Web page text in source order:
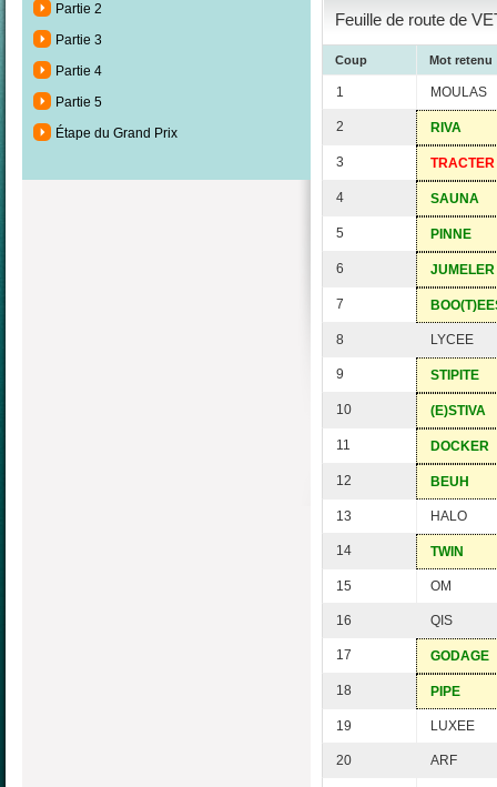
Partie 2
Partie 3
Partie 4
Partie 5
Étape du Grand Prix
Feuille de route de
Coup Mot retenu
1 MOULAS
2 RIVA
3 TRACTER
4 SAUNA
5 PINNE
6 JUMELER
7
8 LYCEE
9 STIPITE
10 (E)STIVA
11 DOCKER
12 BEUH
13 HALO
14 TWIN
15 OM
16 QIS
17 GODAGE
18 PIPE
19 LUXEE
20 ARF